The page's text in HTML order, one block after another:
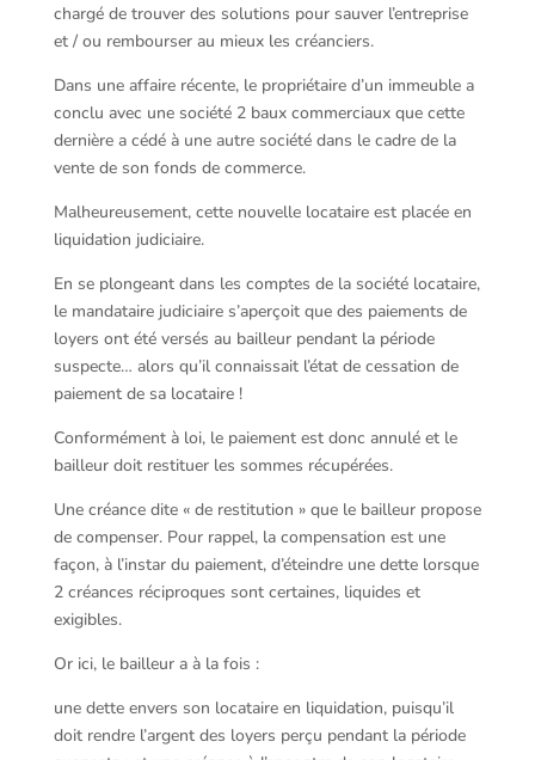
chargé de trouver des solutions pour sauver l’entreprise
et / ou rembourser au mieux les créanciers.
Dans une affaire récente, le propriétaire d’un immeuble a
conclu avec une société 2 baux commerciaux que cette
dernière a cédé à une autre société dans le cadre de la
vente de son fonds de commerce.
Malheureusement, cette nouvelle locataire est placée en
liquidation judiciaire.
En se plongeant dans les comptes de la société locataire,
le mandataire judiciaire s’aperçoit que des paiements de
loyers ont été versés au bailleur pendant la période
suspecte… alors qu’il connaissait l’état de cessation de
paiement de sa locataire !
Conformément à loi, le paiement est donc annulé et le
bailleur doit restituer les sommes récupérées.
Une créance dite « de restitution » que le bailleur propose
de compenser. Pour rappel, la compensation est une
façon, à l’instar du paiement, d’éteindre une dette lorsque
2 créances réciproques sont certaines, liquides et
exigibles.
Or ici, le bailleur a à la fois :
une dette envers son locataire en liquidation, puisqu’il
doit rendre l’argent des loyers perçu pendant la période